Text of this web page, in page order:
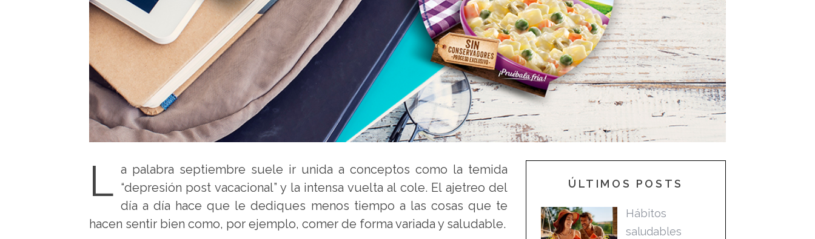
L a palabra septiembre suele ir unida a conceptos como la temida
“depresión post vacacional” y la intensa vuelta al cole. El ajetreo del
día a día hace que le dediques menos tiempo a las cosas que te
hacen sentir bien como, por ejemplo, comer de forma variada y saludable.
ÚLTIMOS POSTS
Hábitos
saludables